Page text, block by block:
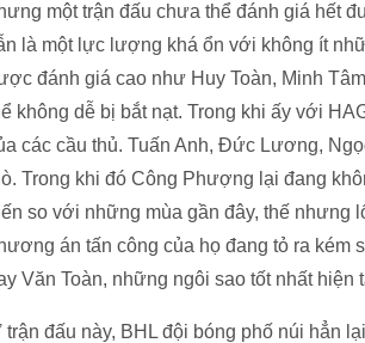
một trận đấu chưa thể đánh giá hết
là một lực lượng khá ổn với không ít
đánh giá cao như Huy Toàn, Minh
không dễ bị bắt nạt. Trong khi ấy với
các cầu thủ. Tuấn Anh, Đức Lương,
Trong khi đó Công Phượng lại đang
so với những mùa gần đây, thế
án tấn công của họ đang tỏ ra kém
Văn Toàn, những ngôi sao tốt nhất hiện
trận đấu này, BHL đội bóng phố núi hẳn